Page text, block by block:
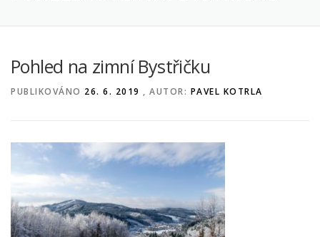
KE STAŽENÍ KOTRLA.COM ROZHLAS
ODKAZY PŘÍRODA SPOLKY
ČTENÍ A POVĚSTI SKÁLY POČASÍ
Pohled na zimní Bystřičku
PUBLIKOVÁNO 26. 6. 2019 , AUTOR: PAVEL KOTRLA